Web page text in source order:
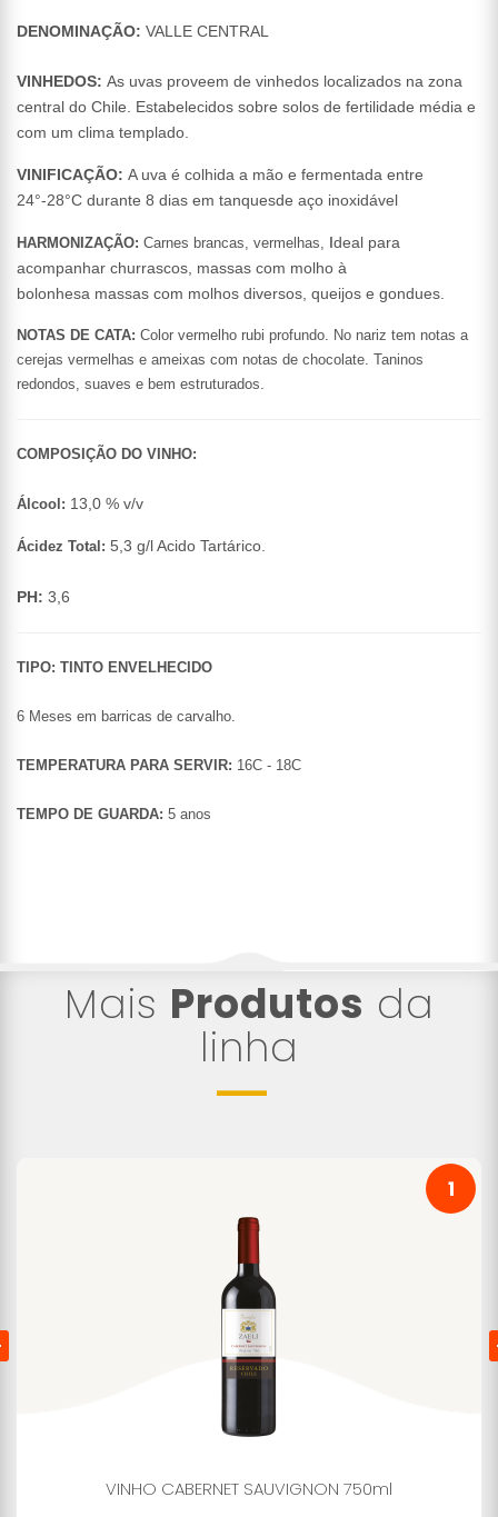
DENOMINAÇÃO: VALLE CENTRAL
VINHEDOS: As uvas proveem de vinhedos localizados na zona
central do Chile. Estabelecidos sobre solos de fertilidade média e
com um clima templado.
VINIFICAÇÃO: A uva é colhida a mão e fermentada entre
24°-28°C durante 8 dias em tanquesde aço inoxidável
HARMONIZAÇÃO: Carnes brancas, vermelhas, Ideal para
acompanhar churrascos, massas com molho à
bolonhesa massas com molhos diversos, queijos e gondues.
NOTAS DE CATA: Color vermelho rubi profundo. No nariz tem notas a
cerejas vermelhas e ameixas com notas de chocolate. Taninos
redondos, suaves e bem estruturados.
COMPOSIÇÃO DO VINHO:
Álcool: 13,0 % v/v
Ácidez Total: 5,3 g/l Acido Tartárico.
PH: 3,6
TIPO: TINTO ENVELHECIDO
6 Meses em barricas de carvalho.
TEMPERATURA PARA SERVIR: 16C - 18C
TEMPO DE GUARDA: 5 anos
Mais Produtos da
linha
1
VINHO CABERNET SAUVIGNON 750ml